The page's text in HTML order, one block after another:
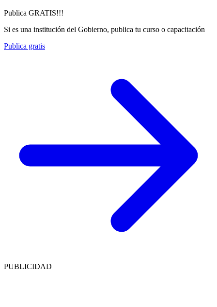
Publica GRATIS!!!
Si es una institución del Gobierno, publica tu curso o capacitación
Publica gratis
PUBLICIDAD